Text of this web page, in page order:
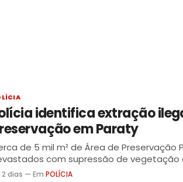
identifica extração
em Paraty
de 5 mil m² de Área de Preservação
com supressão de vegetação
2 dias — Em POLÍCIA